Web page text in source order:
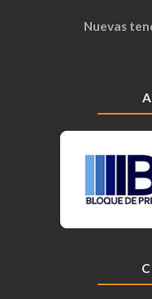
Nuevas